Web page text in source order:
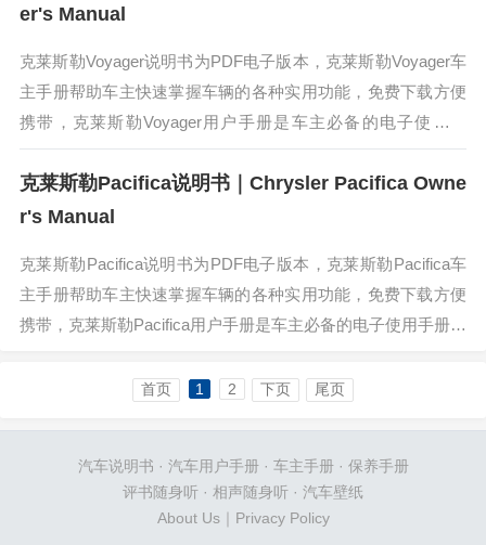
er's Manual
克莱斯勒Voyager说明书为PDF电子版本，克莱斯勒Voyager车
主手册帮助车主快速掌握车辆的各种实用功能，免费下载方便
携带，克莱斯勒Voyager用户手册是车主必备的电子使用手
册。克莱斯勒Voyager在推出后将会取代克莱斯勒Paci...
克莱斯勒Pacifica说明书｜Chrysler Pacifica Owne
r's Manual
克莱斯勒Pacifica说明书为PDF电子版本，克莱斯勒Pacifica车
主手册帮助车主快速掌握车辆的各种实用功能，免费下载方便
携带，克莱斯勒Pacifica用户手册是车主必备的电子使用手册。
首页 1 2 下页 尾页
汽车说明书 · 汽车用户手册· 车主手册· 保养手册
评书随身听 · 相声随身听 · 汽车壁纸
About Us｜ Privacy Policy